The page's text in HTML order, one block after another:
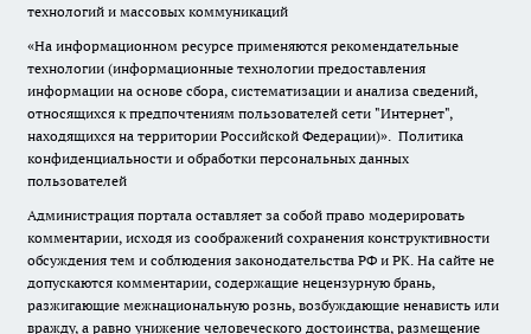
технологий и массовых коммуникаций
«На информационном ресурсе применяются рекомендательные
технологии (информационные технологии предоставления
информации на основе сбора, систематизации и анализа сведений,
относящихся к предпочтениям пользователей сети "Интернет",
находящихся на территории Российской Федерации)». Политика
конфиденциальности и обработки персональных данных
пользователей
Администрация портала оставляет за собой право модерировать
комментарии, исходя из соображений сохранения конструктивности
обсуждения тем и соблюдения законодательства РФ и РК. На сайте не
допускаются комментарии, содержащие нецензурную брань,
разжигающие межнациональную рознь, возбуждающие ненависть или
вражду, а равно унижение человеческого достоинства, размещение